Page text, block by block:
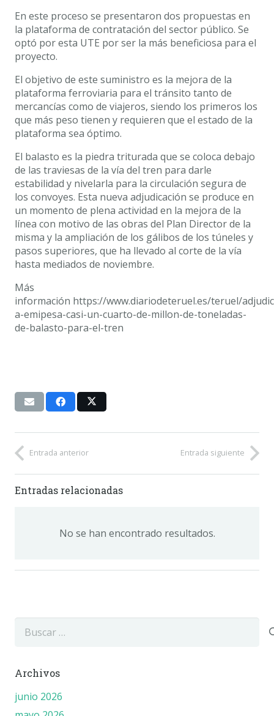
En este proceso se presentaron dos propuestas en
la plataforma de contratación del sector público. Se
optó por esta UTE por ser la más beneficiosa para el
proyecto.
El objetivo de este suministro es la mejora de la
plataforma ferroviaria para el tránsito tanto de
mercancías como de viajeros, siendo los primeros los
que más peso tienen y requieren que el estado de la
plataforma sea óptimo.
El balasto es la piedra triturada que se coloca debajo
de las traviesas de la vía del tren para darle
estabilidad y nivelarla para la circulación segura de
los convoyes. Esta nueva adjudicación se produce en
un momento de plena actividad en la mejora de la
línea con motivo de las obras del Plan Director de la
misma y la ampliación de los gálibos de los túneles y
pasos superiores, que ha llevado al corte de la vía
hasta mediados de noviembre.
Más
información https://www.diariodeteruel.es/teruel/
a-emipesa-casi-un-cuarto-de-millon-de-toneladas-
de-balasto-para-el-tren
Entrada anterior Entrada siguiente
Entradas relacionadas
No se han encontrado resultados.
Archivos
junio 2026